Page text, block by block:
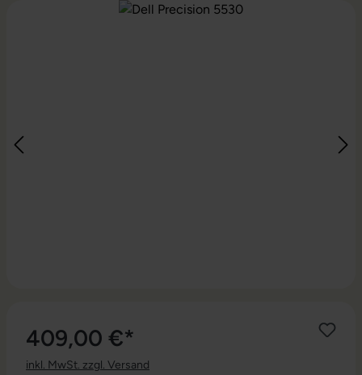
Bildergalerie überspringen
409,00 €*
inkl. MwSt. zzgl. Versand